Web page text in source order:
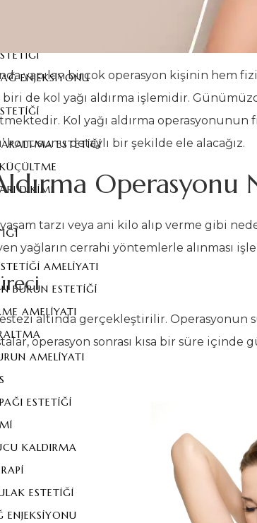
ENJEKSIYONU
ESTETIĞI
DIKIMI
AMELIYATI
BURUN ESTETIĞI
AMELIYATI
AMELIYATI
ESTETIĞI
KALDIRMA
ESTETIĞI
ENJEKSIYONU
yapılan birçok operasyon kişinin hem
biri de kol yağı aldırma işlemidir.
Kol yağı aldırma operasyonunun
konusunu detaylı bir şekilde ele alacağız.
Operasyonu
tarzı veya ani kilo alıp verme gibi
yağların cerrahi yöntemlerle alınması
altında gerçekleştirilir. Operasyonun
operasyon sonrası kısa bir süre içinde